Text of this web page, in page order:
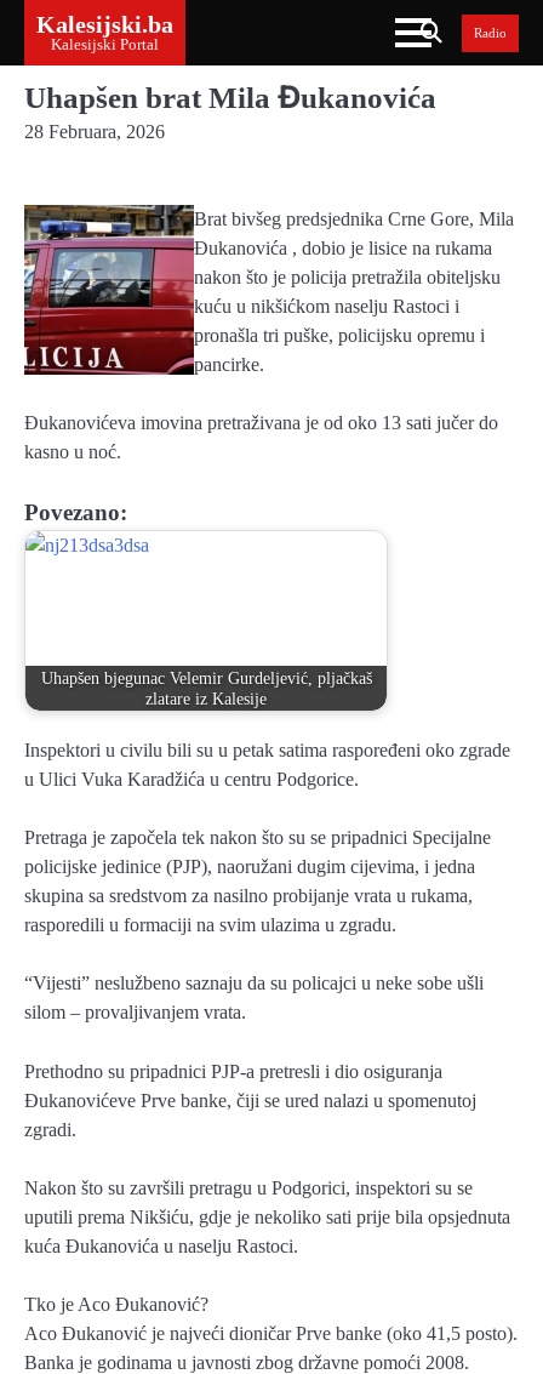
content
Kalesijski.ba
Kalesijski Portal
Radio
Uhapšen brat Mila Đukanovića
28 Februara, 2026
Brat bivšeg predsjednika Crne Gore, Mila
Đukanovića , dobio je lisice na rukama
nakon što je policija pretražila obiteljsku
kuću u nikšićkom naselju Rastoci i
pronašla tri puške, policijsku opremu i
pancirke.
Đukanovićeva imovina pretraživana je od oko 13 sati jučer do
kasno u noć.
Povezano:
Uhapšen bjegunac Velemir Gurdeljević, pljačkaš
zlatare iz Kalesije
Inspektori u civilu bili su u petak satima raspoređeni oko zgrade
u Ulici Vuka Karadžića u centru Podgorice.
Pretraga je započela tek nakon što su se pripadnici Specijalne
policijske jedinice (PJP), naoružani dugim cijevima, i jedna
skupina sa sredstvom za nasilno probijanje vrata u rukama,
rasporedili u formaciji na svim ulazima u zgradu.
“Vijesti” neslužbeno saznaju da su policajci u neke sobe ušli
silom – provaljivanjem vrata.
Prethodno su pripadnici PJP-a pretresli i dio osiguranja
Đukanovićeve Prve banke, čiji se ured nalazi u spomenutoj
zgradi.
Nakon što su završili pretragu u Podgorici, inspektori su se
uputili prema Nikšiću, gdje je nekoliko sati prije bila opsjednuta
kuća Đukanovića u naselju Rastoci.
Tko je Aco Đukanović?
Aco Đukanović je najveći dioničar Prve banke (oko 41,5 posto).
Banka je godinama u javnosti zbog državne pomoći 2008.